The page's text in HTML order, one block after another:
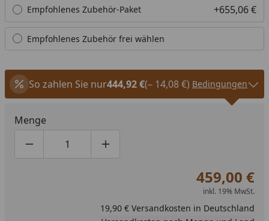
Empfohlenes Zubehör-Paket +655,06 €
Empfohlenes Zubehör frei wählen
So zahlen Sie nur444,92 €(– 14,08 €) Bedingungen
Menge
Produktmenge um eins verringern
Produktmenge manuell eingeben
Produktmenge um eins erhöhen
459,00 €
inkl. 19% MwSt.
19,90 € Versandkosten in Deutschland